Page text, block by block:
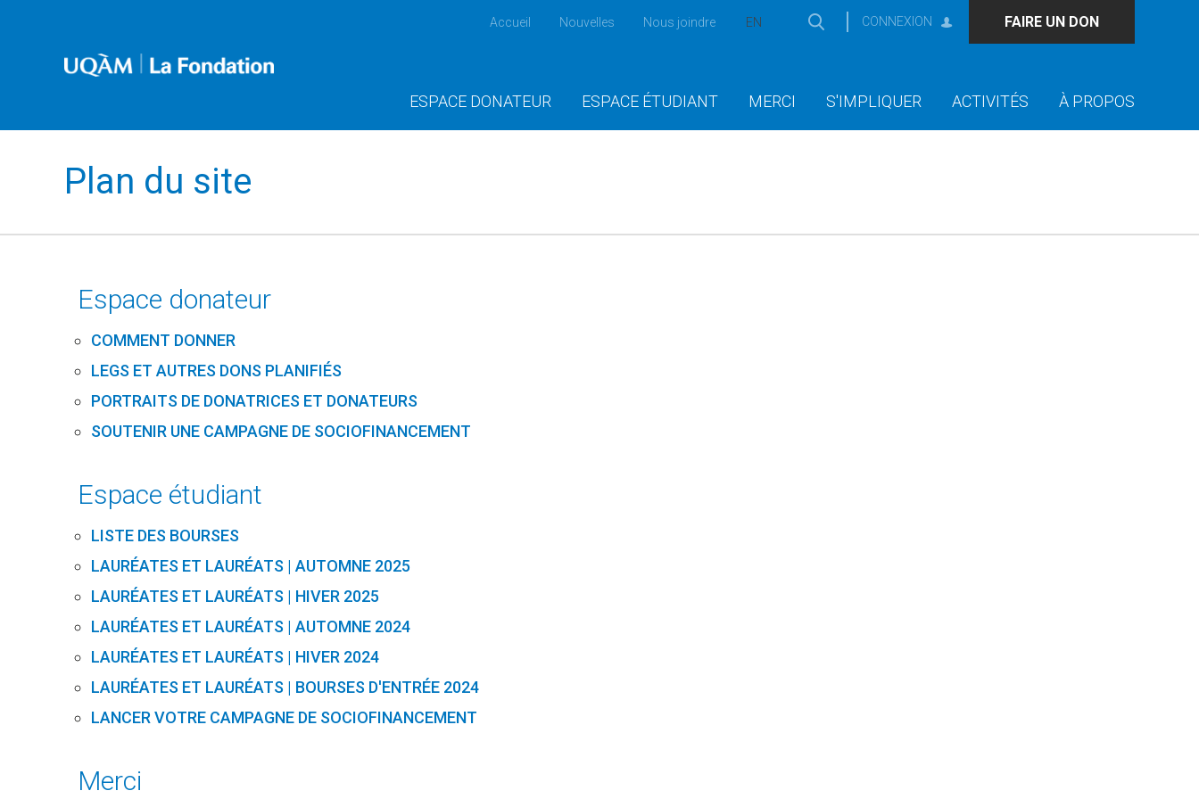
Accueil Nouvelles Nous joindre EN CONNEXION FAIRE UN DON
ESPACE DONATEUR ESPACE ÉTUDIANT MERCI S'IMPLIQUER ACTIVITÉS À PROPOS
Plan du site
Espace donateur
COMMENT DONNER
LEGS ET AUTRES DONS PLANIFIÉS
PORTRAITS DE DONATRICES ET DONATEURS
SOUTENIR UNE CAMPAGNE DE SOCIOFINANCEMENT
Espace étudiant
LISTE DES BOURSES
LAURÉATES ET LAURÉATS | AUTOMNE 2025
LAURÉATES ET LAURÉATS | HIVER 2025
LAURÉATES ET LAURÉATS | AUTOMNE 2024
LAURÉATES ET LAURÉATS | HIVER 2024
LAURÉATES ET LAURÉATS | BOURSES D'ENTRÉE 2024
LANCER VOTRE CAMPAGNE DE SOCIOFINANCEMENT
Merci